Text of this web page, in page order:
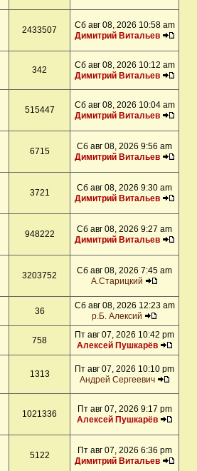
2433507
Сб авг 08, 2026 10:58 am
Димитрий Витальев
342
Сб авг 08, 2026 10:12 am
Димитрий Витальев
515447
Сб авг 08, 2026 10:04 am
Димитрий Витальев
6715
Сб авг 08, 2026 9:56 am
Димитрий Витальев
3721
Сб авг 08, 2026 9:30 am
Димитрий Витальев
948222
Сб авг 08, 2026 9:27 am
Димитрий Витальев
3203752
Сб авг 08, 2026 7:45 am
А.Старицкий
36
Сб авг 08, 2026 12:23 am
р.Б. Алексий
758
Пт авг 07, 2026 10:42 pm
Алексей Пушкарёв
1313
Пт авг 07, 2026 10:10 pm
Андрей Сергеевич
1021336
Пт авг 07, 2026 9:17 pm
Алексей Пушкарёв
5122
Пт авг 07, 2026 6:36 pm
Димитрий Витальев